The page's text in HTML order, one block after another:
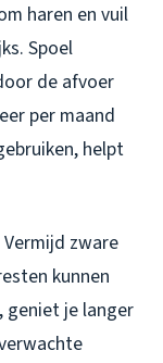
haren en vuil
Spoel
de afvoer
per maand
helpt
zware
kunnen
geniet je langer